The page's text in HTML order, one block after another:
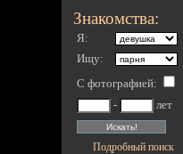
Знакомства:
Я:
Ищу:
С фотографией:
-
лет
Подробный поиск